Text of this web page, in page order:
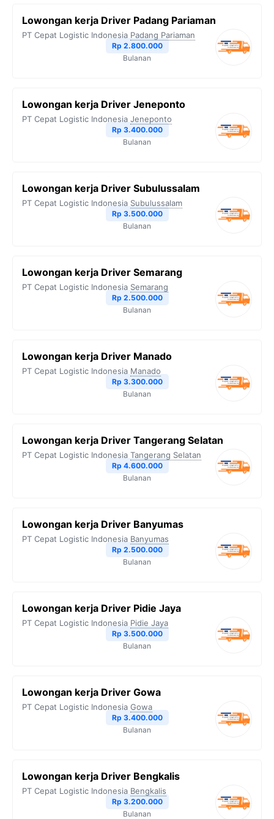
o
e
r
A
i
n
k
Lowongan kerja Driver Padang Pariaman
PT Cepat Logistic Indonesia Padang Pariaman
Rp 2.800.000
Bulanan
Lowongan kerja Driver Jeneponto
PT Cepat Logistic Indonesia Jeneponto
Rp 3.400.000
Bulanan
Lowongan kerja Driver Subulussalam
PT Cepat Logistic Indonesia Subulussalam
Rp 3.500.000
Bulanan
Lowongan kerja Driver Semarang
PT Cepat Logistic Indonesia Semarang
Rp 2.500.000
Bulanan
Lowongan kerja Driver Manado
PT Cepat Logistic Indonesia Manado
Rp 3.300.000
Bulanan
Lowongan kerja Driver Tangerang Selatan
PT Cepat Logistic Indonesia Tangerang Selatan
Rp 4.600.000
Bulanan
Lowongan kerja Driver Banyumas
PT Cepat Logistic Indonesia Banyumas
Rp 2.500.000
Bulanan
Lowongan kerja Driver Pidie Jaya
PT Cepat Logistic Indonesia Pidie Jaya
Rp 3.500.000
Bulanan
Lowongan kerja Driver Gowa
PT Cepat Logistic Indonesia Gowa
Rp 3.400.000
Bulanan
Lowongan kerja Driver Bengkalis
PT Cepat Logistic Indonesia Bengkalis
Rp 3.200.000
Bulanan